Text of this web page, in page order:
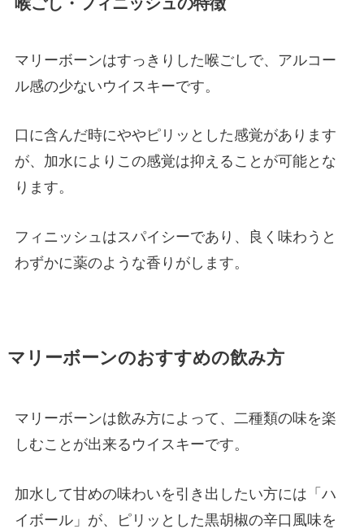
マリーボーンはすっきりした喉ごしで、アルコー
ル感の少ないウイスキーです。
口に含んだ時にややピリッとした感覚があります
が、加水によりこの感覚は抑えることが可能とな
ります。
フィニッシュはスパイシーであり、良く味わうと
わずかに薬のような香りがします。
マリーボーンのおすすめの飲み方
マリーボーンは飲み方によって、二種類の味を楽
しむことが出来るウイスキーです。
加水して甘めの味わいを引き出したい方には「ハ
イボール」が、ピリッとした黒胡椒の辛口風味を